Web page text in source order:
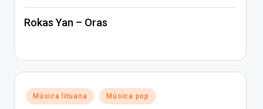
Rokas Yan – Oras
Posted
in
Música lituana Música pop